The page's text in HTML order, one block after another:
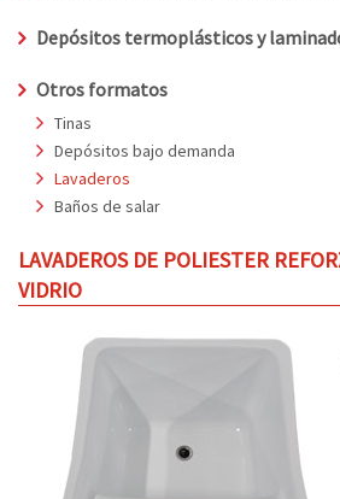
Depósitos termoplásticos y
Otros formatos
Tinas
Depósitos bajo demanda
Lavaderos
Baños de salar
LAVADEROS DE POLIESTER
VIDRIO